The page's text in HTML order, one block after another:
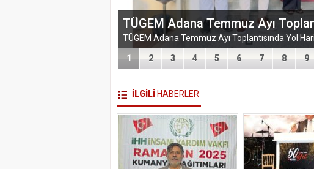
EĞİTİM-BİR-SEN ADANA
VEFA VE DAYANIŞMA ÇIKARMASI
1 2 3 4 5 6 7 8 9
İLGİLİ HABERLER